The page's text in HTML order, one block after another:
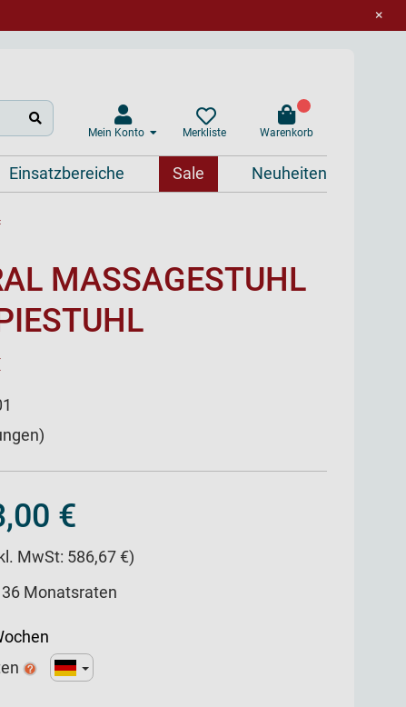
×
Mein Konto Merkliste Warenkorb
Einsatzbereiche Sale Neuheiten
MASSAGESTUHL
€
MwSt: 586,67 €)
Monatsraten